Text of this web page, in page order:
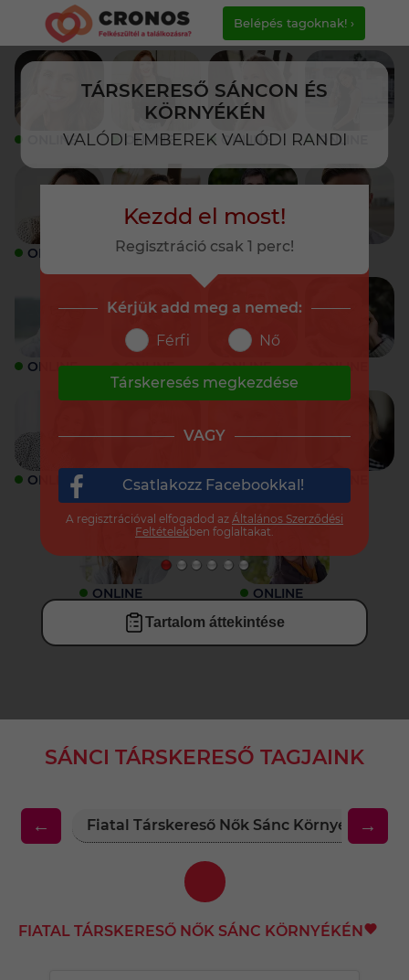
TÁRSKERESŐ SÁNCON ÉS
KÖRNYÉKÉN
VALÓDI EMBEREK VALÓDI RANDI
Belépés tagoknak! ›
ONLINE ONLINE ONLINE ONLINE
ONLINE ONLINE ONLINE
ONLINE ONLINE ONLINE ONLINE
ONLINE ONLINE ONLINE
ONLINE ONLINE
Tartalom áttekintése
SÁNCI TÁRSKERESŐ TAGJAINK
← Fiatal Társkereső Nők Sánc Környékén
→
FIATAL TÁRSKERESŐ NŐK SÁNC KÖRNYÉKÉN
Kezdd el most!
Regisztráció csak 1 perc!
Kérjük add meg a nemed:
Férfi
Nő
Társkeresés megkezdése
VAGY
Csatlakozz Facebookkal!
A regisztrációval elfogadod az Általános Szerződési
Feltételekben foglaltakat.